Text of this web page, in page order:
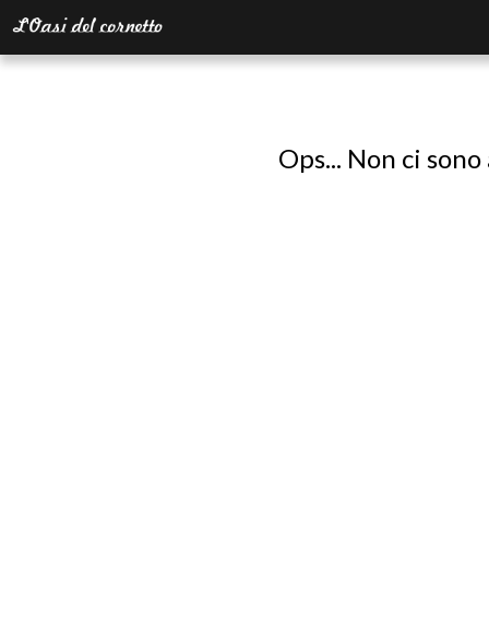
Ops... Non ci